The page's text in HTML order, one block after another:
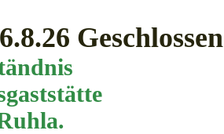
Geschlossen